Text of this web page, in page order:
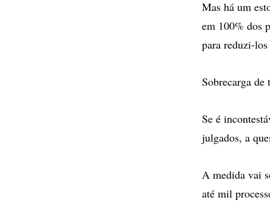
Mas há um
em 100% dos
para reduzi-
Sobrecarga de
Se é
julgados, a
A medida vai
até mil